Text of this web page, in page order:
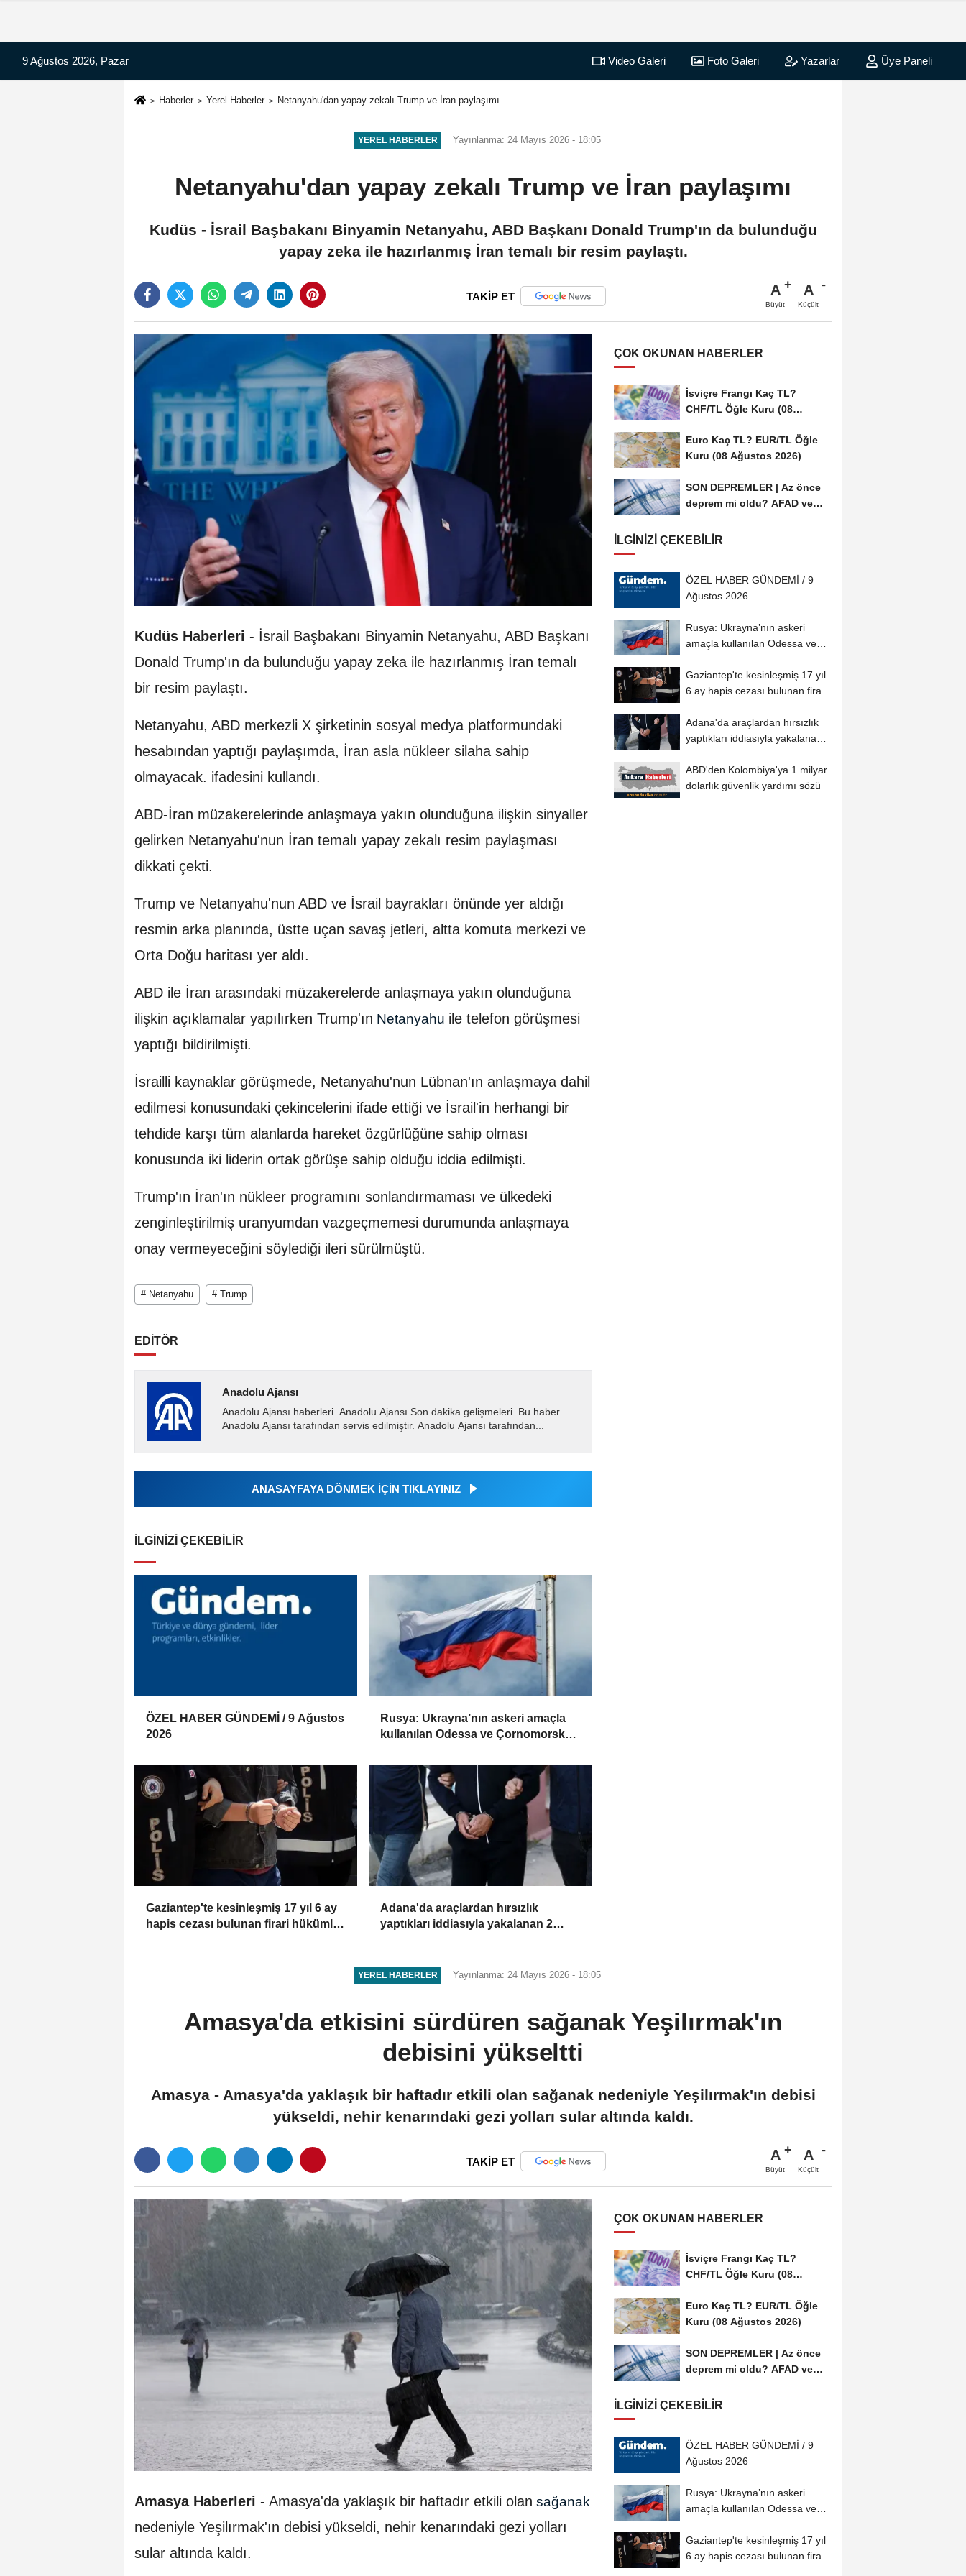
9 Ağustos 2026, Pazar Video Galeri Foto Galeri Yazarlar Üye Paneli
Haberler Yerel Haberler Netanyahu'dan yapay zekalı Trump ve İran paylaşımı
YEREL HABERLER Yayınlanma: 24 Mayıs 2026 - 18:05
Netanyahu'dan yapay zekalı Trump ve İran paylaşımı
Kudüs - İsrail Başbakanı Binyamin Netanyahu, ABD Başkanı Donald Trump'ın da bulunduğu
yapay zeka ile hazırlanmış İran temalı bir resim paylaştı.
TAKİP ET A
Büyüt
A
Küçült
Kudüs Haberleri - İsrail Başbakanı Binyamin Netanyahu, ABD Başkanı
Donald Trump'ın da bulunduğu yapay zeka ile hazırlanmış İran temalı
bir resim paylaştı.
Netanyahu, ABD merkezli X şirketinin sosyal medya platformundaki
hesabından yaptığı paylaşımda, İran asla nükleer silaha sahip
olmayacak. ifadesini kullandı.
ABD-İran müzakerelerinde anlaşmaya yakın olunduğuna ilişkin sinyaller
gelirken Netanyahu'nun İran temalı yapay zekalı resim paylaşması
dikkati çekti.
Trump ve Netanyahu'nun ABD ve İsrail bayrakları önünde yer aldığı
resmin arka planında, üstte uçan savaş jetleri, altta komuta merkezi ve
Orta Doğu haritası yer aldı.
ABD ile İran arasındaki müzakerelerde anlaşmaya yakın olunduğuna
ilişkin açıklamalar yapılırken Trump'ın Netanyahu ile telefon görüşmesi
yaptığı bildirilmişti.
İsrailli kaynaklar görüşmede, Netanyahu'nun Lübnan'ın anlaşmaya dahil
edilmesi konusundaki çekincelerini ifade ettiği ve İsrail'in herhangi bir
tehdide karşı tüm alanlarda hareket özgürlüğüne sahip olması
konusunda iki liderin ortak görüşe sahip olduğu iddia edilmişti.
Trump'ın İran'ın nükleer programını sonlandırmaması ve ülkedeki
zenginleştirilmiş uranyumdan vazgeçmemesi durumunda anlaşmaya
onay vermeyeceğini söylediği ileri sürülmüştü.
# Netanyahu # Trump
EDİTÖR
Anadolu Ajansı
Anadolu Ajansı haberleri. Anadolu Ajansı Son dakika gelişmeleri. Bu haber
Anadolu Ajansı tarafından servis edilmiştir. Anadolu Ajansı tarafından...
ANASAYFAYA DÖNMEK İÇİN TIKLAYINIZ
İLGINIZI ÇEKEBILIR
ÖZEL HABER GÜNDEMİ / 9 Ağustos
2026
Rusya: Ukrayna’nın askeri amaçla
kullanılan Odessa ve Çornomorsk
Gaziantep'te kesinleşmiş 17 yıl 6 ay
hapis cezası bulunan firari hükümlü
Adana'da araçlardan hırsızlık
yaptıkları iddiasıyla yakalanan 2
ÇOK OKUNAN HABERLER
İsviçre Frangı Kaç TL?
CHF/TL Öğle Kuru (08
Euro Kaç TL? EUR/TL Öğle
Kuru (08 Ağustos 2026)
SON DEPREMLER | Az önce
deprem mi oldu? AFAD ve
İLGINIZI ÇEKEBILIR
ÖZEL HABER GÜNDEMİ / 9
Ağustos 2026
Rusya: Ukrayna’nın askeri
amaçla kullanılan Odessa ve
Gaziantep'te kesinleşmiş 17 yıl
6 ay hapis cezası bulunan firari
Adana'da araçlardan hırsızlık
yaptıkları iddiasıyla yakalanan
ABD'den Kolombiya'ya 1 milyar
dolarlık güvenlik yardımı sözü
YEREL HABERLER Yayınlanma: 24 Mayıs 2026 - 18:05
Amasya'da etkisini sürdüren sağanak Yeşilırmak'ın
debisini yükseltti
Amasya - Amasya'da yaklaşık bir haftadır etkili olan sağanak nedeniyle Yeşilırmak'ın debisi
yükseldi, nehir kenarındaki gezi yolları sular altında kaldı.
TAKİP ET A
Büyüt
A
Küçült
Amasya Haberleri - Amasya'da yaklaşık bir haftadır etkili olan sağanak
nedeniyle Yeşilırmak'ın debisi yükseldi, nehir kenarındaki gezi yolları
sular altında kaldı.
ÇOK OKUNAN HABERLER
İsviçre Frangı Kaç TL?
CHF/TL Öğle Kuru (08
Euro Kaç TL? EUR/TL Öğle
Kuru (08 Ağustos 2026)
SON DEPREMLER | Az önce
deprem mi oldu? AFAD ve
İLGINIZI ÇEKEBILIR
ÖZEL HABER GÜNDEMİ / 9
Ağustos 2026
Rusya: Ukrayna’nın askeri
amaçla kullanılan Odessa ve
Gaziantep'te kesinleşmiş 17 yıl
6 ay hapis cezası bulunan firari